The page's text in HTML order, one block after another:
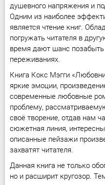
душевного напряжения и
Одним из наиболее
является чтение книг.
погружать читателя в
время дают шанс
переживаниях.
Книга Кокс Мэгги
яркие эмоции,
современные любовные
проблему,
своё творение, отдав нам
сюжетная линия,
описанные пейзажи
захватят читателя.
Данная книга не только
но и расширит кругозор.